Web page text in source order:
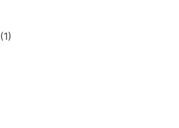
(1)